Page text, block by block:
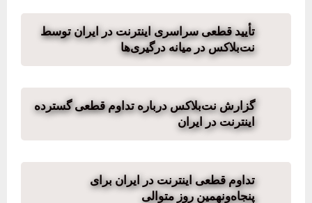
تأیید قطعی سراسری اینترنت در ایران توسط
نت‌بلاکس در میانه درگیری‌ها
گزارش نت‌بلاکس درباره تداوم قطعی گسترده
اینترنت در ایران
تداوم قطعی اینترنت در ایران برای
پنجاه‌ونهمین روز متوالی